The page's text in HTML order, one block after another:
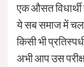
एक औसत
ये सब समाज में
किसी भी
अभी आप उस